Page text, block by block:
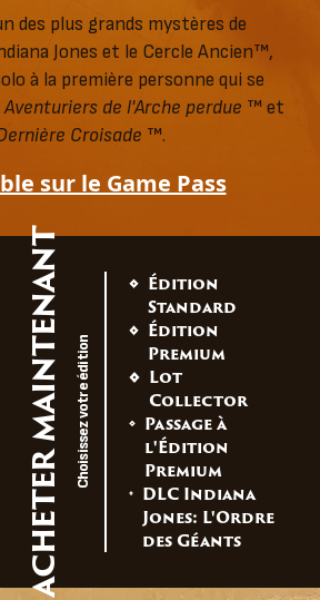
des plus grands mystères de
Jones et le Cercle Ancien™,
à la première personne qui se
Aventuriers de l'Arche perdue ™ et
Croisade ™.
sur le Game Pass
ACHETER MAINTENANTChoisissez votre édition
Édition
Standard
Édition
Premium
Lot
Collector
Passage à
l'Édition
Premium
DLC Indiana
Jones: L'Ordre
des Géants